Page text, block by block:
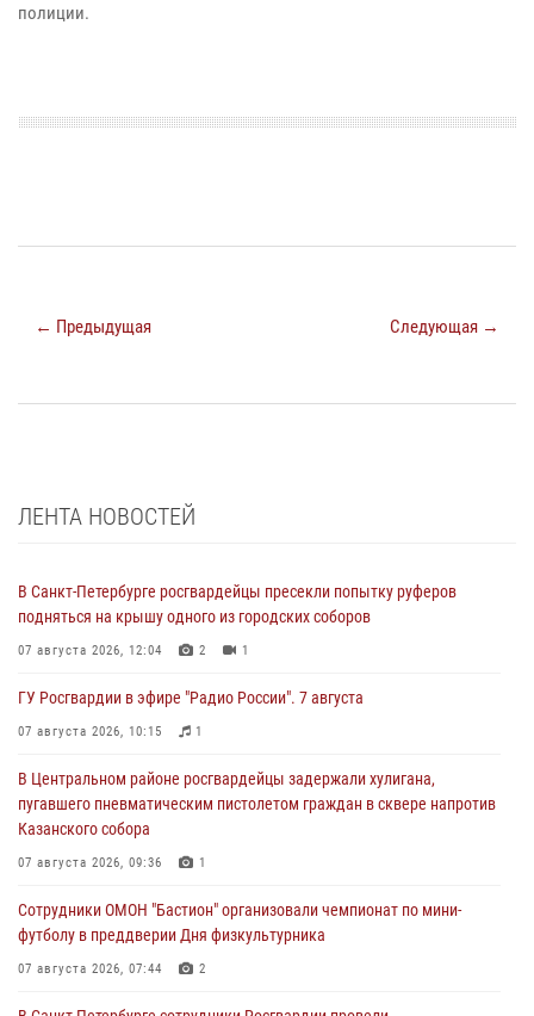
полиции.
← Предыдущая Следующая →
ЛЕНТА НОВОСТЕЙ
В Санкт-Петербурге росгвардейцы пресекли попытку руферов
подняться на крышу одного из городских соборов
07 августа 2026, 12:04 2 1
ГУ Росгвардии в эфире "Радио России". 7 августа
07 августа 2026, 10:15 1
В Центральном районе росгвардейцы задержали хулигана,
пугавшего пневматическим пистолетом граждан в сквере напротив
Казанского собора
07 августа 2026, 09:36 1
Сотрудники ОМОН "Бастион" организовали чемпионат по мини-
футболу в преддверии Дня физкультурника
07 августа 2026, 07:44 2